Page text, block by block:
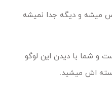
میشه و دیگه جدا نمیشه
و شما با دیدن این لوگو
اش میشید.